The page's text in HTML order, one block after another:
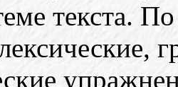
текста.